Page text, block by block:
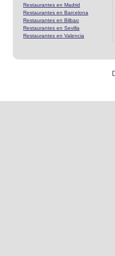
Restaurantes en Madrid
Restaurantes en Barcelona
Restaurantes en Bilbao
Restaurantes en Sevilla
Restaurantes en Valencia